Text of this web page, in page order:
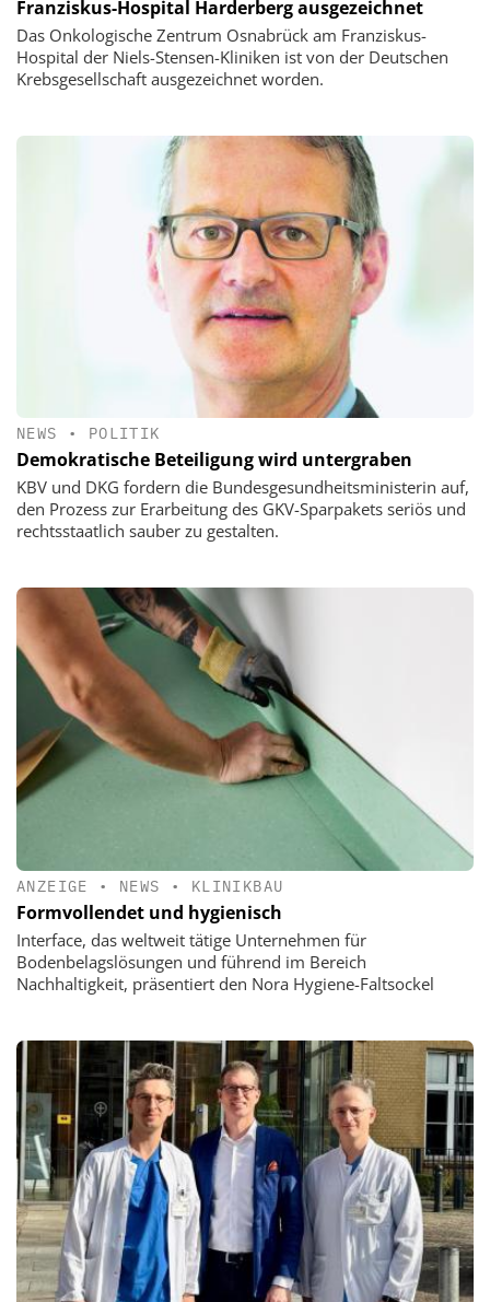
Franziskus-Hospital Harderberg ausgezeichnet
Das Onkologische Zentrum Osnabrück am Franziskus-
Hospital der Niels-Stensen-Kliniken ist von der Deutschen
Krebsgesellschaft ausgezeichnet worden.
NEWS • POLITIK
Demokratische Beteiligung wird untergraben
KBV und DKG fordern die Bundesgesundheitsministerin auf,
den Prozess zur Erarbeitung des GKV-Sparpakets seriös und
rechtsstaatlich sauber zu gestalten.
ANZEIGE • NEWS • KLINIKBAU
Formvollendet und hygienisch
Interface, das weltweit tätige Unternehmen für
Bodenbelagslösungen und führend im Bereich
Nachhaltigkeit, präsentiert den Nora Hygiene-Faltsockel